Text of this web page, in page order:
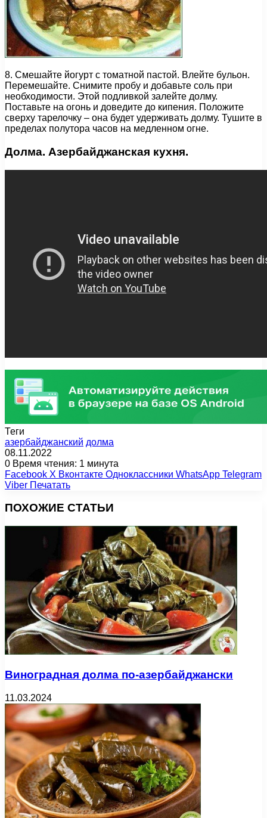
8. Смешайте йогурт с томатной пастой. Влейте бульон.
Перемешайте. Снимите пробу и добавьте соль при
необходимости. Этой подливкой залейте долму.
Поставьте на огонь и доведите до кипения. Положите
сверху тарелочку – она будет удерживать долму. Тушите в
пределах полутора часов на медленном огне.
Долма. Азербайджанская кухня.
Теги
азербайджанский долма
08.11.2022
0 Время чтения: 1 минута
Facebook X Вконтакте Одноклассники WhatsApp Telegram
Viber Печатать
ПОХОЖИЕ СТАТЬИ
Виноградная долма по-азербайджански
11.03.2024